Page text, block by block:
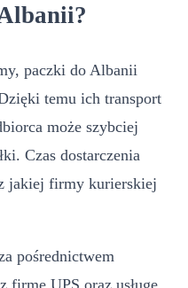
paczki do Albanii
temu ich transport
może szybciej
Czas dostarczenia
jakiej firmy kurierskiej
pośrednictwem
firmę UPS oraz usługę